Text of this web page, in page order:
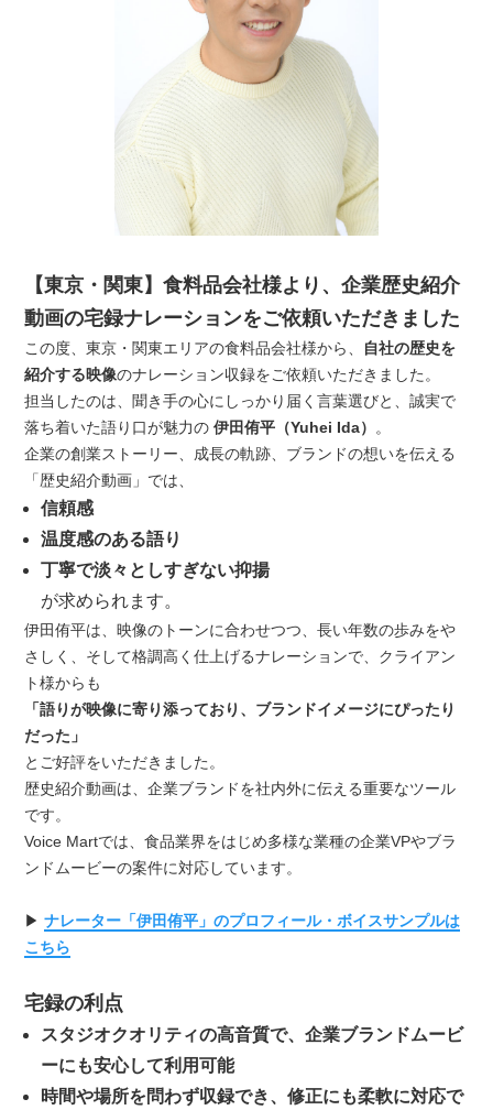
【東京・関東】食料品会社様より、企業歴史紹介
動画の宅録ナレーションをご依頼いただきました
この度、東京・関東エリアの食料品会社様から、
自社の歴史を
紹介する映像のナレーション収録をご依頼いただきました。
担当したのは、聞き手の心にしっかり届く言葉選びと、誠実で
落ち着いた語り口が魅力の伊田侑平（Yuhei Ida）
。
企業の創業ストーリー、成長の軌跡、ブランドの想いを伝える
「歴史紹介動画」では、
信頼感
温度感のある語り
丁寧で淡々としすぎない抑揚
が求められます。
伊田侑平は、映像のトーンに合わせつつ、長い年数の歩みをや
さしく、そして格調高く仕上げるナレーションで、クライアン
ト様からも
「語りが映像に寄り添っており、ブランドイメージにぴったり
だった」
とご好評をいただきました。
歴史紹介動画は、企業ブランドを社内外に伝える重要なツール
です。
Voice Martでは、食品業界をはじめ多様な業種の企業VPやブラ
ンドムービーの案件に対応しています。
▶ナレーター「伊田侑平」のプロフィール・ボイスサンプルは
こちら
宅録の利点
スタジオクオリティの高音質で、企業ブランドムービ
ーにも安心して利用可能
時間や場所を問わず収録でき、修正にも柔軟に対応で